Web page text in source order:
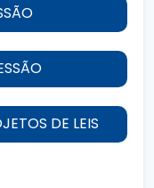
DE LEIS